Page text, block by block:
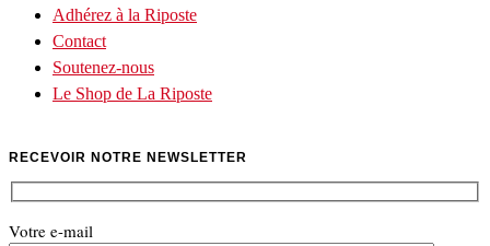
Adhérez à la Riposte
Contact
Soutenez-nous
Le Shop de La Riposte
RECEVOIR NOTRE NEWSLETTER
Votre e-mail